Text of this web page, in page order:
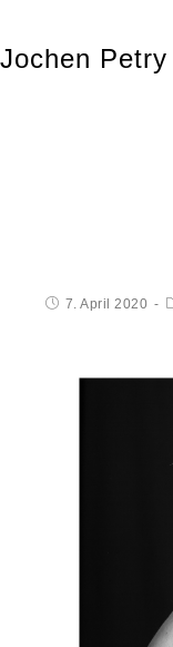
Jochen Petry
7. April 2020